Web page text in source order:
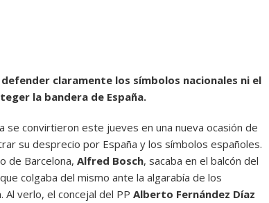
defender claramente los símbolos nacionales ni el
la bandera de España.
se convirtieron este jueves en una nueva ocasión de
su desprecio por España y los símbolos españoles.
de Barcelona, Alfred Bosch, sacaba en el balcón del
colgaba del mismo ante la algarabía de los
verlo, el concejal del PP Alberto Fernández Díaz